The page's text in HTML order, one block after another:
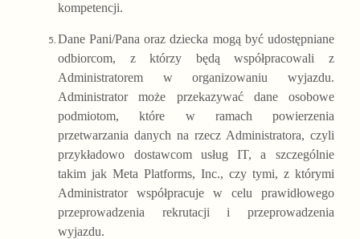
kompetencji.
Dane Pani/Pana oraz dziecka mogą być udostępniane
odbiorcom, z którzy będą współpracowali z
Administratorem w organizowaniu wyjazdu.
Administrator może przekazywać dane osobowe
podmiotom, które w ramach powierzenia
przetwarzania danych na rzecz Administratora, czyli
przykładowo dostawcom usług IT, a szczególnie
takim jak Meta Platforms, Inc., czy tymi, z którymi
Administrator współpracuje w celu prawidłowego
przeprowadzenia rekrutacji i przeprowadzenia
wyjazdu.